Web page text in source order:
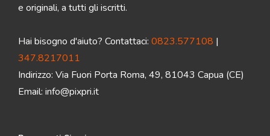
e originali, a tutti gli iscritti.
Hai bisogno d'aiuto? Contattaci: 0823.577108 |
347.8217011
Indirizzo: Via Fuori Porta Roma, 49, 81043 Capua (CE)
Email: info@pixpri.it